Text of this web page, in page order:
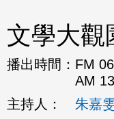
文學大觀
播出時間： FM
AM
主持人：
朱嘉